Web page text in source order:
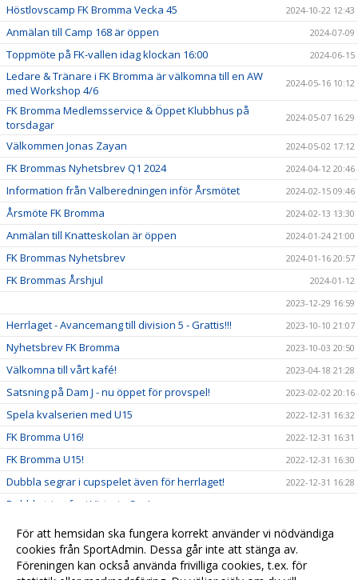
Höstlovscamp FK Bromma Vecka 45 2024-10-22 12:43
Anmälan till Camp 168 är öppen 2024-07-09
Toppmöte på FK-vallen idag klockan 16:00 2024-06-15
Ledare & Tränare i FK Bromma är välkomna till en AW
med Workshop 4/6
2024-05-16 10:12
FK Bromma Medlemsservice & Öppet Klubbhus på
torsdagar
2024-05-07 16:29
Välkommen Jonas Zayan 2024-05-02 17:12
FK Brommas Nyhetsbrev Q1 2024 2024-04-12 20:46
Information från Valberedningen inför Årsmötet 2024-02-15 09:46
Årsmöte FK Bromma 2024-02-13 13:30
Anmälan till Knatteskolan är öppen 2024-01-24 21:00
FK Brommas Nyhetsbrev 2024-01-16 20:57
FK Brommas Årshjul
2024-01-12
2023-12-29 16:59
Herrlaget - Avancemang till division 5 - Grattis!!! 2023-10-10 21:07
Nyhetsbrev FK Bromma 2023-10-03 20:50
Välkomna till vårt kafé! 2023-04-18 21:28
Satsning på Dam J - nu öppet för provspel! 2023-02-02 20:16
Spela kvalserien med U15 2022-12-31 16:32
FK Bromma U16! 2022-12-31 16:31
FK Bromma U15! 2022-12-31 16:30
Dubbla segrar i cupspelet även för herrlaget! 2022-12-31 16:28
Dubbla triumfer i Victoria Cup!
U19 spelar regionalt 2023! 2022-12-31 16:25
P06 Vinner sin serie! 2022-12-31 16:24
Succé för Camp 168! 2022-12-31 16:22
För att hemsidan ska fungera korrekt använder vi nödvändiga
cookies från SportAdmin. Dessa går inte att stänga av.
Föreningen kan också använda frivilliga cookies, t.ex. för